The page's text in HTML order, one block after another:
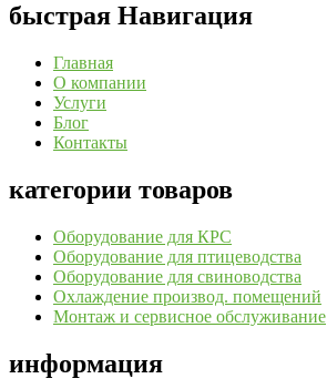
быстрая Навигация
Главная
О компании
Услуги
Блог
Контакты
категории товаров
Оборудование для КРС
Оборудование для птицеводства
Оборудование для свиноводства
Охлаждение производ. помещений
Монтаж и сервисное обслуживание
информация